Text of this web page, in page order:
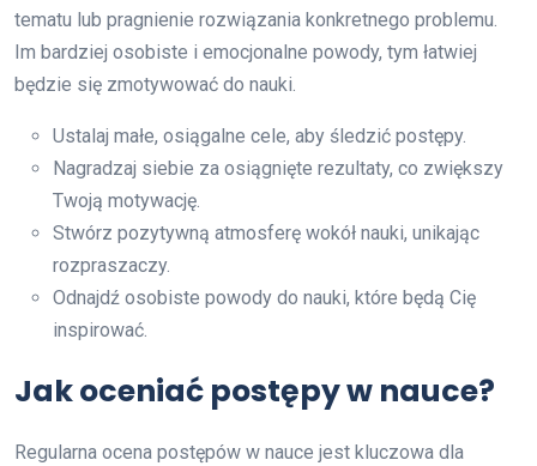
tematu lub pragnienie rozwiązania konkretnego problemu.
Im bardziej osobiste i emocjonalne powody, tym łatwiej
będzie się zmotywować do nauki.
Ustalaj małe, osiągalne cele, aby śledzić postępy.
Nagradzaj siebie za osiągnięte rezultaty, co zwiększy
Twoją motywację.
Stwórz pozytywną atmosferę wokół nauki, unikając
rozpraszaczy.
Odnajdź osobiste powody do nauki, które będą Cię
inspirować.
Jak oceniać postępy w nauce?
Regularna ocena postępów w nauce jest kluczowa dla